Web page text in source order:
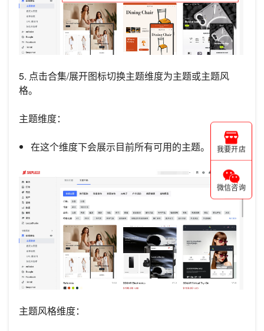
5. 点击合集/展开图标切换主题维度为主题或主题风
格。
主题维度：
在这个维度下会展示目前所有可用的主题。
主题风格维度：
我要开店
微信咨询